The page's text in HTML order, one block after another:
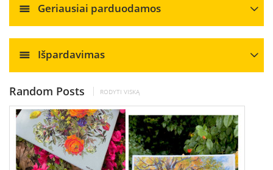
Geriausiai parduodamos
Išpardavimas
Random Posts RODYTI VISKĄ